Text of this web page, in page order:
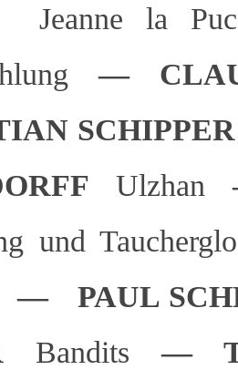
Jeanne la
—
Ulzhan
und
— PAUL
Bandits
—